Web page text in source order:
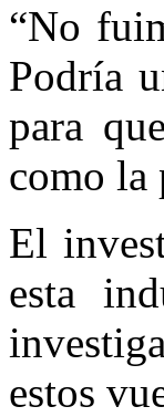
“No
Podría
para
como la
El
esta
estos